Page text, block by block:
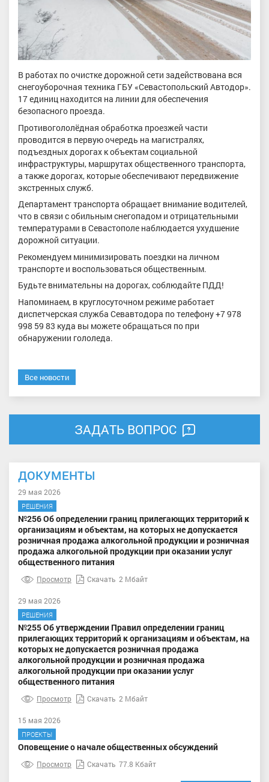
В работах по очистке дорожной сети задействована вся
снегоуборочная техника ГБУ «Севастопольский Автодор».
17 единиц находится на линии для обеспечения
безопасного проезда.
Противогололёдная обработка проезжей части
проводится в первую очередь на магистралях,
подъездных дорогах к объектам социальной
инфраструктуры, маршрутах общественного транспорта,
а также дорогах, которые обеспечивают передвижение
экстренных служб.
Департамент транспорта обращает внимание водителей,
что в связи с обильным снегопадом и отрицательными
температурами в Севастополе наблюдается ухудшение
дорожной ситуации.
Рекомендуем минимизировать поездки на личном
транспорте и воспользоваться общественным.
Будьте внимательны на дорогах, соблюдайте ПДД!
Напоминаем, в круглосуточном режиме работает
диспетчерская служба Севавтодора по телефону +7 978
998 59 83 куда вы можете обращаться по при
обнаружении гололеда.
Все новости
ЗАДАТЬ ВОПРОС
ДОКУМЕНТЫ
29 мая 2026
РЕШЕНИЯ
№256 Об определении границ прилегающих территорий к
организациям и объектам, на которых не допускается
розничная продажа алкогольной продукции и розничная
продажа алкогольной продукции при оказании услуг
общественного питания
Просмотр Скачать 2 Мбайт
29 мая 2026
РЕШЕНИЯ
№255 Об утверждении Правил определении границ
прилегающих территорий к организациям и объектам, на
которых не допускается розничная продажа
алкогольной продукции и розничная продажа
алкогольной продукции при оказании услуг
общественного питания
Просмотр Скачать 2 Мбайт
15 мая 2026
ПРОЕКТЫ
Оповещение о начале общественных обсуждений
Просмотр Скачать 77.8 Кбайт